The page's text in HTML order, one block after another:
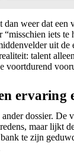
weer dat een
iets te
uit de
talent
voortdurend
ervaring
dossier. De
maar lijkt
te zijn